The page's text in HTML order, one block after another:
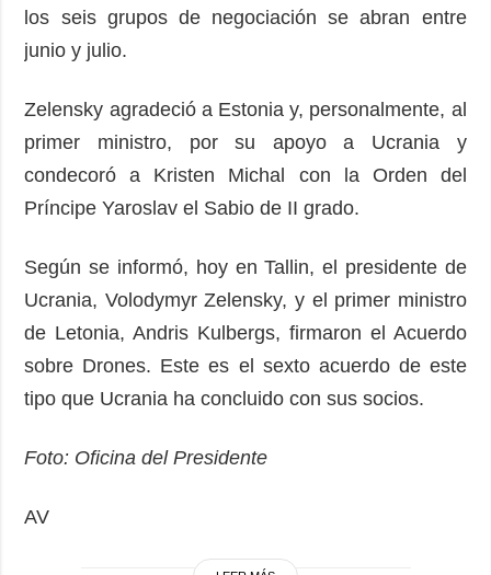
los seis grupos de negociación se abran entre
junio y julio.
Zelensky agradeció a Estonia y, personalmente, al
primer ministro, por su apoyo a Ucrania y
condecoró a Kristen Michal con la Orden del
Príncipe Yaroslav el Sabio de II grado.
Según se informó, hoy en Tallin, el presidente de
Ucrania, Volodymyr Zelensky, y el primer ministro
de Letonia, Andris Kulbergs, firmaron el Acuerdo
sobre Drones. Este es el sexto acuerdo de este
tipo que Ucrania ha concluido con sus socios.
Foto: Oficina del Presidente
AV